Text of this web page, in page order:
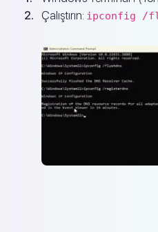
Çalıştırın: ipconfig /